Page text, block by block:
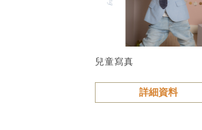
兒童寫真
詳細資料